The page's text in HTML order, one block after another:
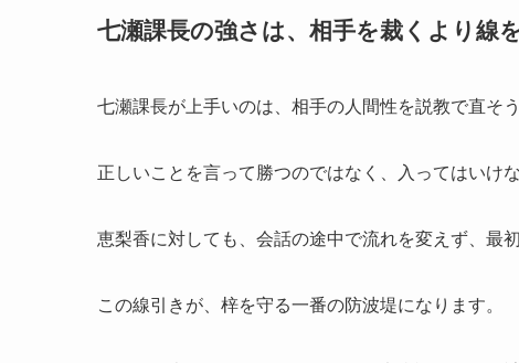
七瀬課長の強さは、相手を裁くより線
七瀬課長が上手いのは、相手の人間性を説教で直そ
正しいことを言って勝つのではなく、入ってはいけ
恵梨香に対しても、会話の途中で流れを変えず、最
この線引きが、梓を守る一番の防波堤になります。